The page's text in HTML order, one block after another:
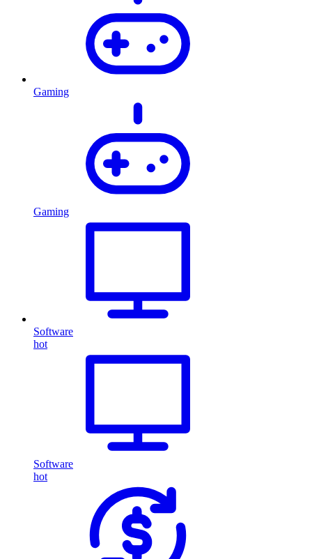
Gaming
Gaming
Software
hot
Software
hot